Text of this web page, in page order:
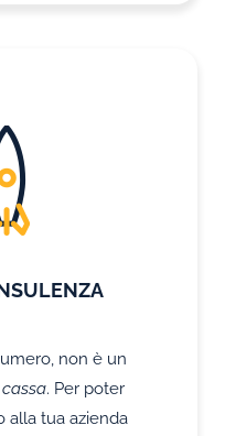
non è un
. Per poter
alla tua azienda